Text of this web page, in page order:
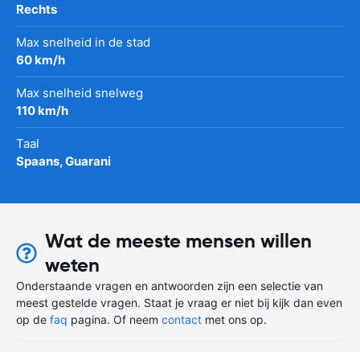
Rechts
Max snelheid in de stad
60 km/h
Max snelheid snelweg
110 km/h
Taal
Spaans, Guarani
Wat de meeste mensen willen
weten
Onderstaande vragen en antwoorden zijn een selectie van
meest gestelde vragen. Staat je vraag er niet bij kijk dan even
op de faq pagina. Of neem contact met ons op.